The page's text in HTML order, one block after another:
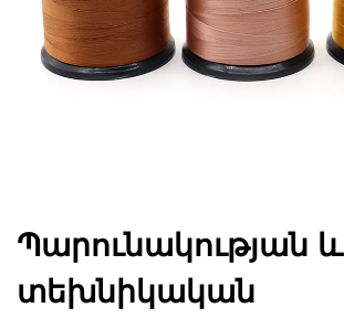
Պարունակության և
տեխնիկական